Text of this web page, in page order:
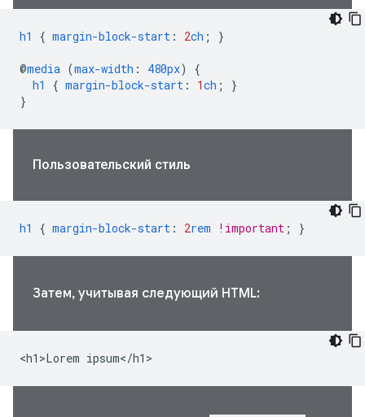
h1 { margin-block-start : 2ch ; }
@media (max-width : 480px)
{
h1
{ margin-block-start : 1ch ;
}
}
Пользовательский стиль
h1 { margin-block-start : 2rem !important ; }
Затем, учитывая следующий HTML:
<h1>Lorem ipsum</h1>